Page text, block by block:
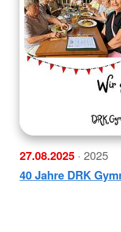
27.08.2025 · 2025
40 Jahre DRK